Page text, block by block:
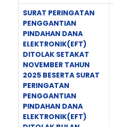
SURAT PERINGATAN
PENGGANTIAN
PINDAHAN DANA
ELEKTRONIK(EFT)
DITOLAK SETAKAT
NOVEMBER TAHUN
2025 BESERTA SURAT
PERINGATAN
PENGGANTIAN
PINDAHAN DANA
ELEKTRONIK(EFT)